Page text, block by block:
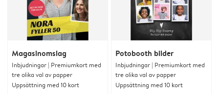
Magasinomslag
Inbjudningar | Premiumkort med
tre olika val av papper
Uppsättning med 10 kort
Potobooth bilder
Inbjudningar | Premiumkort med
tre olika val av papper
Uppsättning med 10 kort